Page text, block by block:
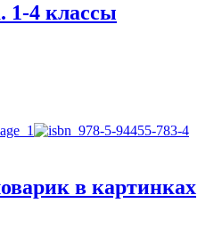
1-4 классы
в картинках